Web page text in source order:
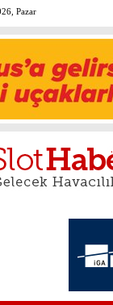
Pazar